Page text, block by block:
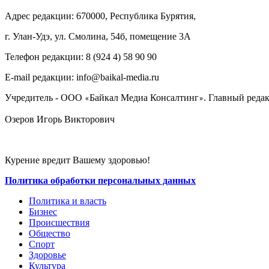
Адрес редакции: 670000, Республика Бурятия,
г. Улан-Удэ, ул. Смолина, 54б, помещение 3А
Телефон редакции: ‎‎8 (924 4) 58 90 90
E-mail редакции: info@baikal-media.ru
Учредитель - ООО «Байкал Медиа Консалтинг». Главный
Озеров Игорь Викторович
Курение вредит Вашему здоровью!
Политика обработки персональных данных
Политика и власть
Бизнес
Происшествия
Общество
Cпорт
Здоровье
Культура